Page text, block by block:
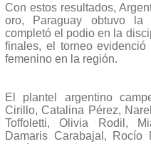
Con estos resultados,
oro, Paraguay obtuvo
completó el podio en la
finales, el torneo
femenino en la región.
El plantel argentino
Cirillo, Catalina Pérez,
Toffoletti, Olivia Rodil,
Damaris Carabajal, Rocío